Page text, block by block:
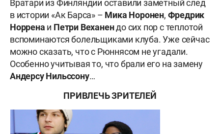
Вратари из Финляндии оставили заметный след
в истории «Ак Барса» – Мика Норонен, Фредрик
Норрена и Петри Веханендо сих пор с теплотой
вспоминаются болельщиками клуба. Уже сейчас
можно сказать, что с Рюннясом не угадали.
Особенно учитывая то, что брали его на замену
Андерсу Нильссону…
ПРИВЛЕЧЬ ЗРИТЕЛЕЙ